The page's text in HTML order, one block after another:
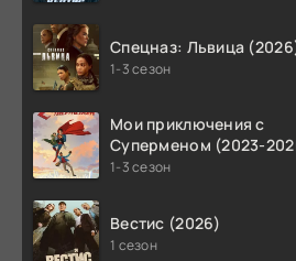
Спецназ: Львица
1-3 сезон
Мои приключения с
Суперменом (2023-
1-3 сезон
Вестис (2026)
1 сезон